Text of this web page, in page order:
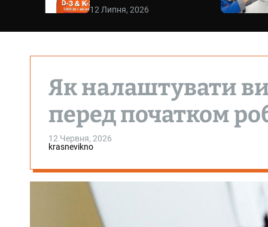
12 Липня, 2026
Як налаштувати
перед початком
12 Червня, 2026
krasnevikno